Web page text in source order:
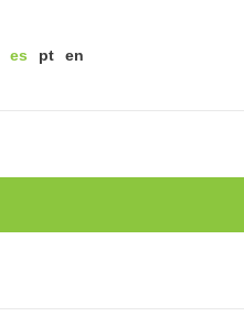
es pt en